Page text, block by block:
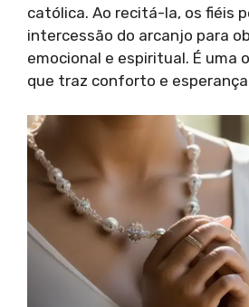
católica. Ao recitá-la, os fiéis
intercessão do arcanjo para
emocional e espiritual. É uma
que traz conforto e